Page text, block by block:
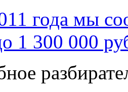
года мы
1 300 000